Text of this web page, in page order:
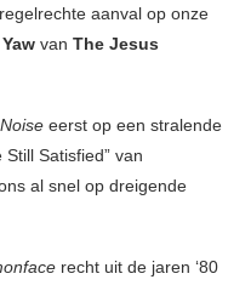
aanval op onze
van The Jesus
eerst op een stralende
Satisfied” van
al snel op dreigende
recht uit de jaren ‘80